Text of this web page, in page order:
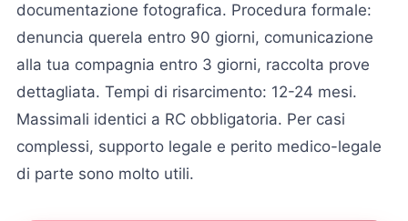
documentazione fotografica. Procedura formale:
denuncia querela entro 90 giorni, comunicazione
alla tua compagnia entro 3 giorni, raccolta prove
dettagliata. Tempi di risarcimento: 12-24 mesi.
Massimali identici a RC obbligatoria. Per casi
complessi, supporto legale e perito medico-legale
di parte sono molto utili.